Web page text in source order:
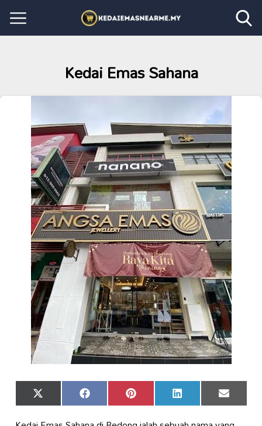
Kedai Emas Sahana
Share
on
X
(Twitter)
Share
on
Facebook Share
on
Pinterest Share
on
LinkedIn Share
on
Email